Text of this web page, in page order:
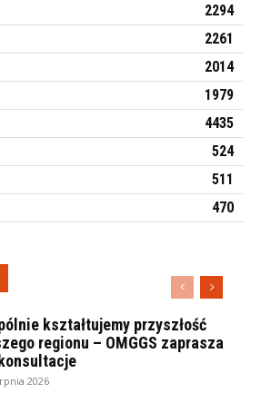
2294
2261
2014
1979
4435
524
511
470
kształtujemy przyszłość
regionu – OMGGS zaprasza
2026